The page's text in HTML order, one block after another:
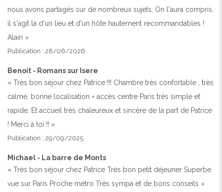
nous avons partagés sur de nombreux sujets. On l'aura compris,
il s'agit là d'un lieu et d'un hôte hautement recommandables !
Alain »
Publication : 28/06/2026
Benoit - Romans sur Isere
« Très bon séjour chez Patrice !!! Chambre très confortable , très
calme, bonne localisation = accès centre Paris très simple et
rapide. Et accueil très chaleureux et sincère de la part de Patrice
! Merci à toi !! »
Publication : 29/09/2025
Michael - La barre de Monts
« Très bon séjour chez Patrice Très bon petit déjeuner Superbe
vue sur Paris Proche métro Très sympa et de bons conseils »